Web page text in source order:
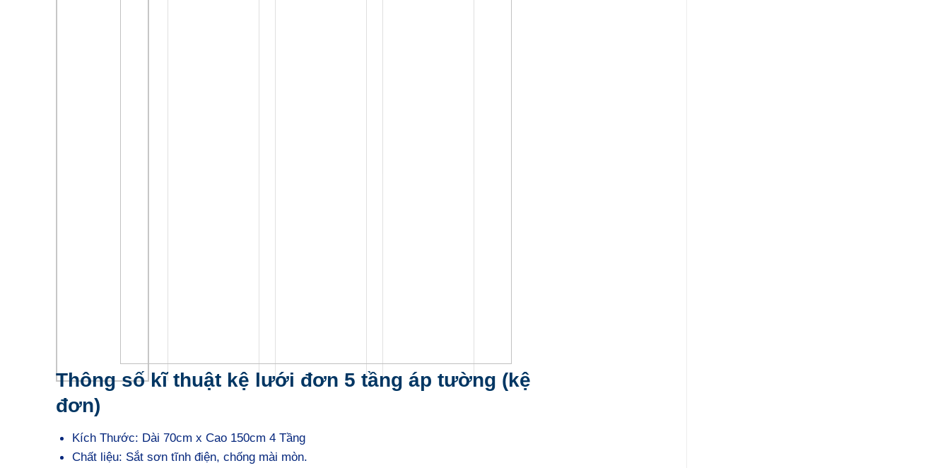
Thông số kĩ thuật kệ lưới đơn 5 tầng áp tường (kệ
đơn)
Kích Thước: Dài 70cm x Cao 150cm 4 Tầng
Chất liệu: Sắt sơn tĩnh điện, chống mài mòn.